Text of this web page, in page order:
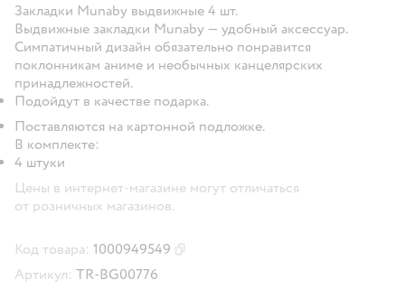
Закладки Munaby выдвижные 4 шт.
Выдвижные закладки Munaby — удобный аксессуар.
Симпатичный дизайн обязательно понравится
поклонникам аниме и необычных канцелярских
принадлежностей.
Подойдут в качестве подарка.
Поставляются на картонной подложке.
В комплекте:
4 штуки
Цены в интернет-магазине могут отличаться
от розничных магазинов.
Код товара: 1000949549
Артикул: TR-BG00776